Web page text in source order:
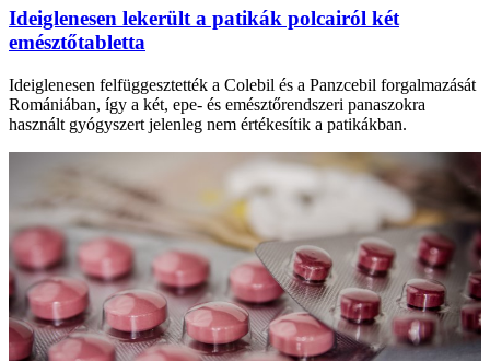
Ideiglenesen lekerült a patikák polcairól két
emésztőtabletta
Ideiglenesen felfüggesztették a Colebil és a Panzcebil forgalmazását
Romániában, így a két, epe- és emésztőrendszeri panaszokra
használt gyógyszert jelenleg nem értékesítik a patikákban.